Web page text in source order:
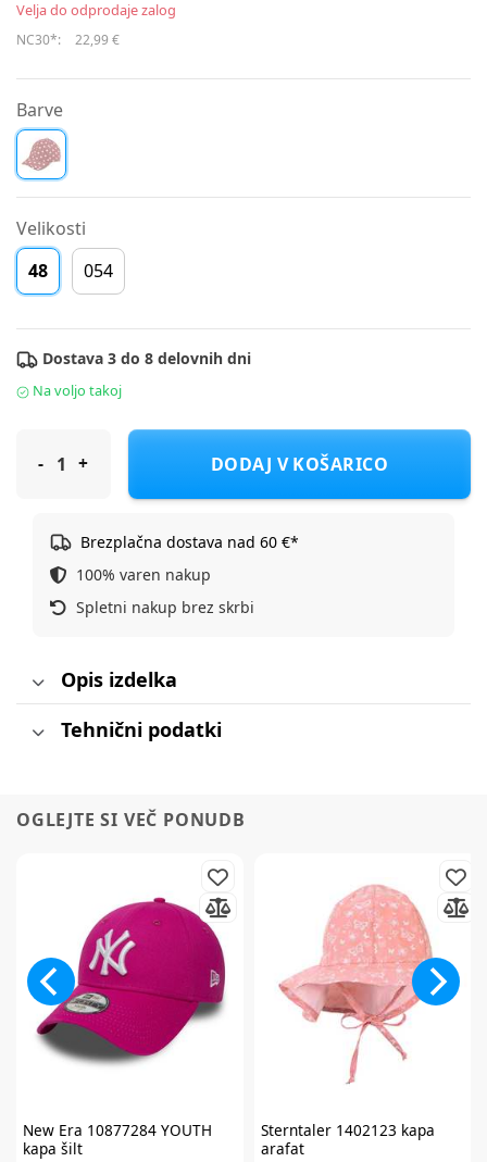
Velja do odprodaje zalog
NC30*: 22,99 €
Barve
Velikosti
48
054
Dostava 3 do 8 delovnih dni
Na voljo takoj
Sterntaler kapa šilt 1422002 D Roza 49
DODAJ V KOŠARICO
Brezplačna dostava nad 60 €*
100% varen nakup
Spletni nakup brez skrbi
Opis izdelka
Tehnični podatki
OGLEJTE SI VEČ PONUDB
New Era 10877284 YOUTH
kapa šilt
Sterntaler1402123 kapa
arafat